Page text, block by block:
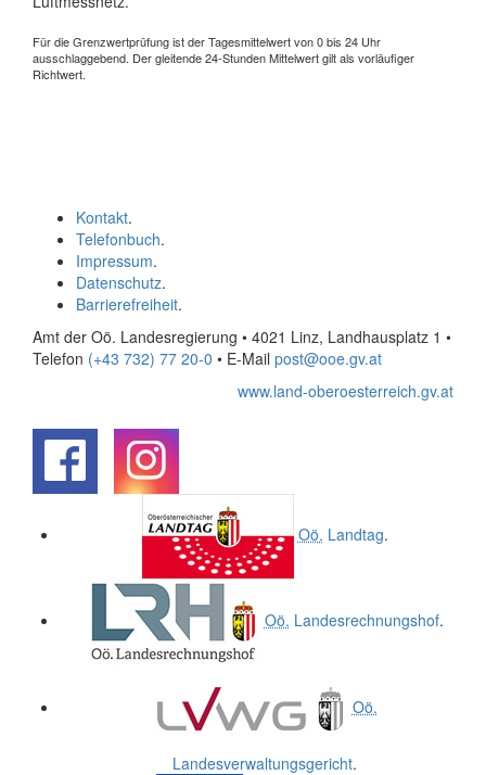
Für die Grenzwertprüfung ist der Tagesmittelwert von 0 bis 24 Uhr
ausschlaggebend. Der gleitende 24-Stunden Mittelwert gilt als vorläufiger
Richtwert.
Kontakt.
Telefonbuch.
Impressum.
Datenschutz.
Barrierefreiheit.
Amt der Oö. Landesregierung • 4021 Linz, Landhausplatz 1 •
Telefon (+43 732) 77 20-0 • E-Mail post@ooe.gv.at
www.land-oberoesterreich.gv.at
Oö. Landtag.
Oö. Landesrechnungshof.
Oö.
Landesverwaltungsgericht.